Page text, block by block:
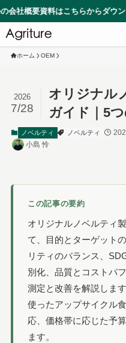
ちらからダウンロードできます
ホーム OEM
オリジナル
ガイド｜5
2026
7/28
ノベルティ ノベルティ
小島 怜
この記事の要約
オリジナルノベルティ
て、目的とターゲット
リティのバランス、
別化、品質とコストパ
測定と改善を解説しま
使ったアップサイクル
応、価格帯に応じた予
ます。